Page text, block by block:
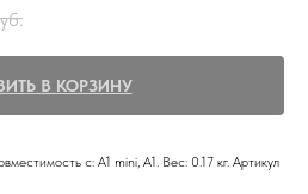
В КОРЗИНУ
с: A1 mini, A1. Вес: 0.17 кг. Артикул